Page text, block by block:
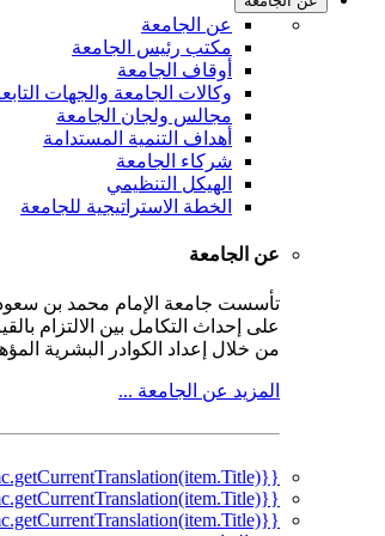
عن الجامعة
مكتب رئيس الجامعة
أوقاف الجامعة
وكالات الجامعة والجهات
مجالس ولجان الجامعة
أهداف التنمية المستدامة
شركاء الجامعة
الهيكل التنظيمي
الخطة الاستراتيجية للجامعة
عن الجامعة
على إحداث التكامل بين الالتزام
من خلال إعداد الكوادر البشرية
المزيد عن الجامعة ...
{{mmc.getCurrentTranslation(item.Title)}}
{{mmc.getCurrentTranslation(item.Title)}}
{{mmc.getCurrentTranslation(item.Title)}}